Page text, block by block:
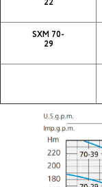
SXM 70-
29